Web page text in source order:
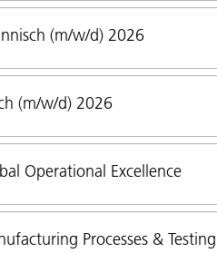
(m/w/d) 2026
(m/w/d) 2026
Operational Excellence
Processes & Testing